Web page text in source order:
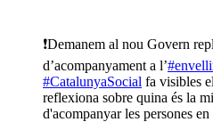
❗Demanem al nou Govern
d’acompanyament a l’
#CatalunyaSocial fa visibles
reflexiona sobre quina és la
d'acompanyar les persones en